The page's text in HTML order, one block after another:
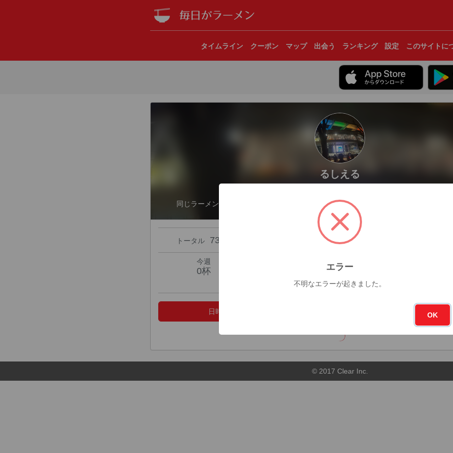
タイムライン クーポン マップ 出会う ランキング 設定 このサイトに
るしえる
同じラーメンばかりルーティンで食べているかも🍜 だって好きなんだもん🍜
トータル 73杯
今週
0杯
日時順
© 2017 Clear Inc.
エラー
不明なエラーが起きました。
OK